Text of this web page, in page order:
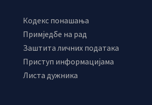
Кодекс понашања
Примједбе на рад
Заштита личних података
Приступ информацијама
Листа дужника